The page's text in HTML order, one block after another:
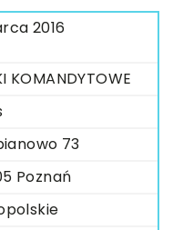
2016
KOMANDYTOWE
73
Poznań